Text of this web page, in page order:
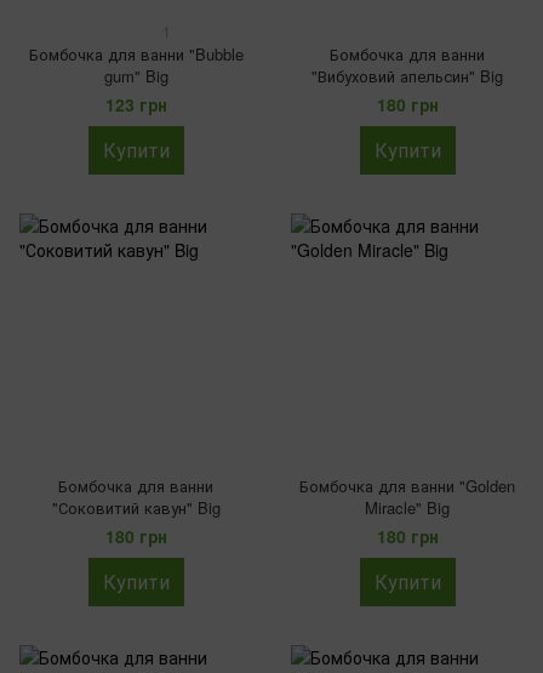
1
Бомбочка для ванни "Bubble
gum" Big
123 грн
Купити
Бомбочка для ванни
"Вибуховий апельсин" Big
180 грн
Купити
Бомбочка для ванни
"Соковитий кавун" Big
180 грн
Купити
Бомбочка для ванни "Golden
Miracle" Big
180 грн
Купити